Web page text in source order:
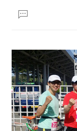
문댓
글